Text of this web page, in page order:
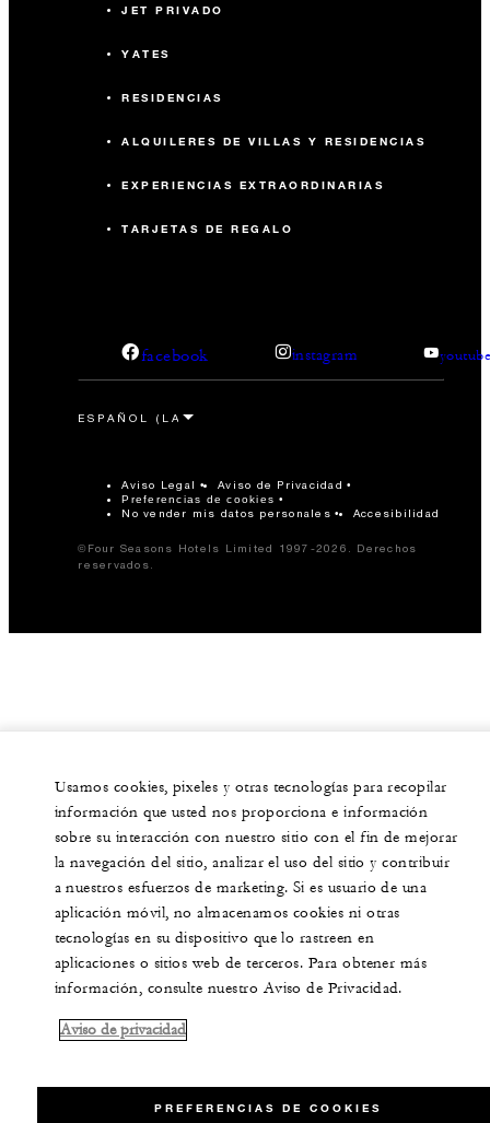
JET PRIVADO
YATES
RESIDENCIAS
ALQUILERES DE VILLAS Y RESIDENCIAS
EXPERIENCIAS EXTRAORDINARIAS
TARJETAS DE REGALO
facebook instagram
Aviso Legal Aviso de Privacidad
Preferencias de cookies
No vender mis datos personales Accesibilidad
©Four Seasons Hotels Limited 1997-2026. Derechos
reservados.
Usamos cookies, pixeles y otras tecnologías para recopilar
información que usted nos proporciona e información
sobre su interacción con nuestro sitio con el fin de mejorar
la navegación del sitio, analizar el uso del sitio y contribuir
a nuestros esfuerzos de marketing. Si es usuario de una
aplicación móvil, no almacenamos cookies ni otras
tecnologías en su dispositivo que lo rastreen en
aplicaciones o sitios web de terceros. Para obtener más
información, consulte nuestro Aviso de Privacidad.
Aviso de privacidad
PREFERENCIAS DE COOKIES